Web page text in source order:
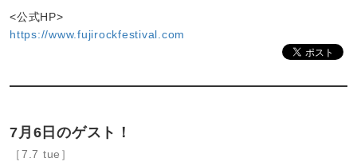
<公式HP>
https://www.fujirockfestival.com
7月6日のゲスト！
［7.7 tue］